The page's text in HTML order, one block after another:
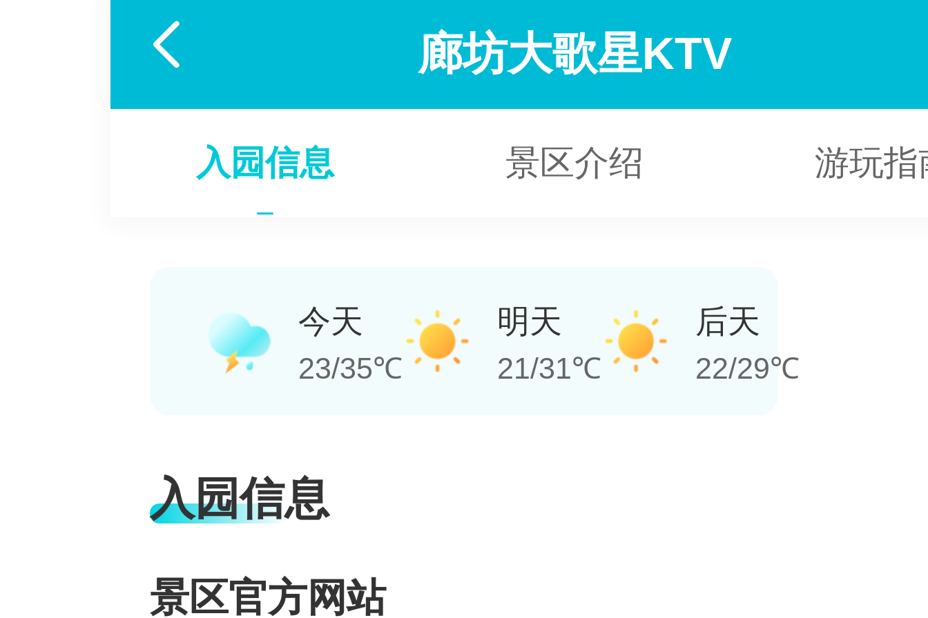
 廊坊大歌星KTV
入园信息 景区介绍 游玩指
今天
23/35℃
明天
21/31℃
后天
22/29℃
入园信息
景区官方网站